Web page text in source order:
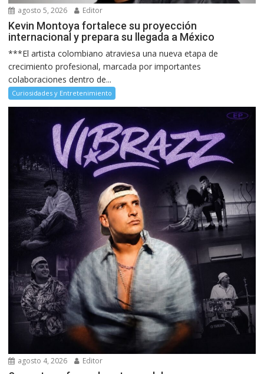
agosto 5, 2026 Editor
Kevin Montoya fortalece su proyección
internacional y prepara su llegada a México
***El artista colombiano atraviesa una nueva etapa de
crecimiento profesional, marcada por importantes
colaboraciones dentro de...
Curiosidades y Entretenimiento
agosto 4, 2026 Editor